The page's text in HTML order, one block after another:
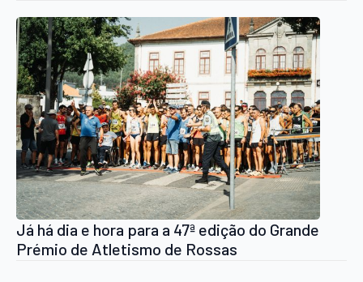
Já há dia e hora para a 47ª edição do Grande
Prémio de Atletismo de Rossas